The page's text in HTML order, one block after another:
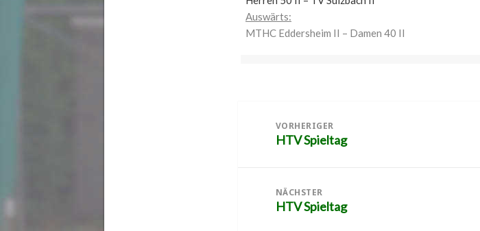
Auswärts:
MTHC Eddersheim II – Damen 40 II
VORHERIGER
Vorheriger
HTV Spieltag
NÄCHSTER
Nächster
HTV Spieltag